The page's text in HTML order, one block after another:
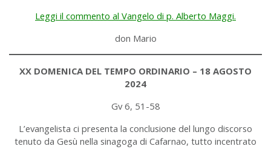
Leggi il commento al Vangelo di p. Alberto Maggi.
don Mario
XX DOMENICA DEL TEMPO ORDINARIO – 18 AGOSTO
2024
Gv 6, 51-58
L’evangelista ci presenta la conclusione del lungo discorso
tenuto da Gesù nella sinagoga di Cafarnao, tutto incentrato